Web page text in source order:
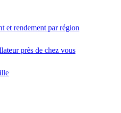
et rendement par région
près de chez vous